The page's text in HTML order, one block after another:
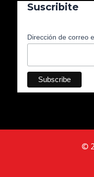
Suscribite
Dirección de correo
©